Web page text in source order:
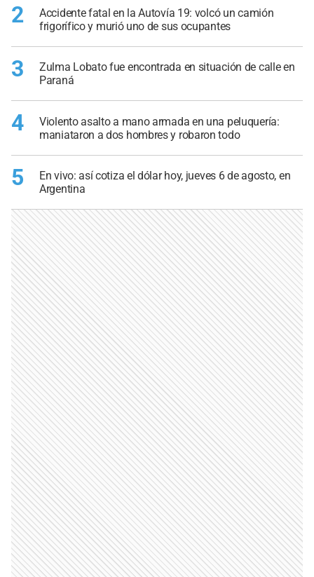
2
Accidente fatal en la Autovía 19: volcó un camión
frigorífico y murió uno de sus ocupantes
3
Zulma Lobato fue encontrada en situación de calle en
Paraná
4
Violento asalto a mano armada en una peluquería:
maniataron a dos hombres y robaron todo
5
En vivo: así cotiza el dólar hoy, jueves 6 de agosto, en
Argentina